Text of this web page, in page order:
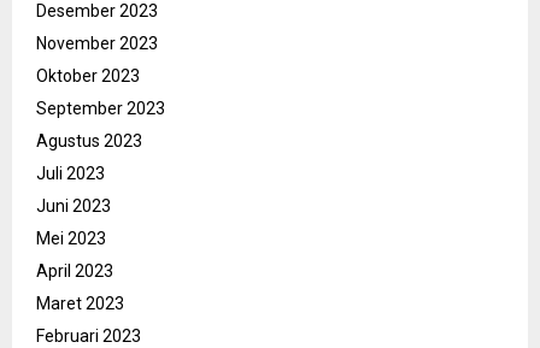
Desember 2023
November 2023
Oktober 2023
September 2023
Agustus 2023
Juli 2023
Juni 2023
Mei 2023
April 2023
Maret 2023
Februari 2023